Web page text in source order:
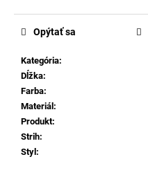
Kategória:
Dĺžka:
Farba:
Materiál :
Produkt:
Strih:
Styl :
Opýtať sa